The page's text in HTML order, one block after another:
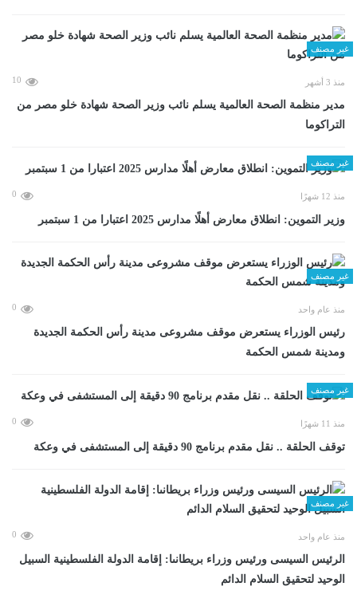
غير مصنف
منذ 3 أشهر 10
مدير منظمة الصحة العالمية يسلم نائب وزير الصحة شهادة خلو مصر من
التراكوما
غير مصنف
منذ 12 شهرًا 0
وزير التموين: انطلاق معارض أهلًا مدارس 2025 اعتبارا من 1 سبتمبر
غير مصنف
منذ عام واحد 0
رئيس الوزراء يستعرض موقف مشروعى مدينة رأس الحكمة الجديدة
ومدينة شمس الحكمة
غير مصنف
منذ 11 شهرًا 0
توقف الحلقة .. نقل مقدم برنامج 90 دقيقة إلى المستشفى في وعكة
غير مصنف
منذ عام واحد 0
الرئيس السيسى ورئيس وزراء بريطانىا: إقامة الدولة الفلسطينية السبيل
الوحيد لتحقيق السلام الدائم